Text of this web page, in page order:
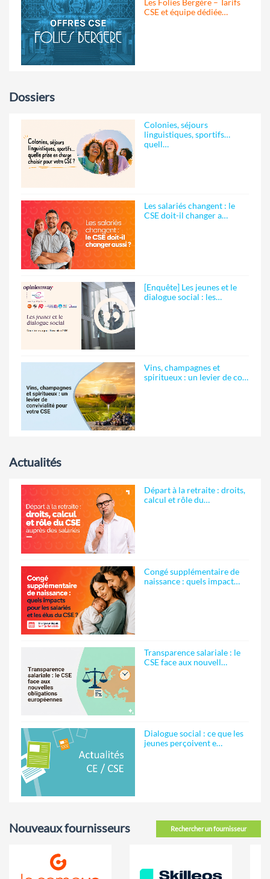
Les Folies Bergère – Tarifs
CSE et équipe dédiée…
Dossiers
Colonies, séjours
linguistiques, sportifs…
quell…
Les salariés changent : le
CSE doit-il changer a…
[Enquête] Les jeunes et le
dialogue social : les…
Vins, champagnes et
spiritueux : un levier de co…
Actualités
Départ à la retraite : droits,
calcul et rôle du…
Congé supplémentaire de
naissance : quels impact…
Transparence salariale : le
CSE face aux nouvell…
Dialogue social : ce que les
jeunes perçoivent e…
Rechercher un fournisseur
Nouveaux fournisseurs